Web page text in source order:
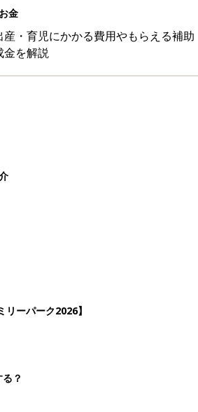
金
産・育児にかかる費用やもらえる補助
金を解説
ーパーク2026】
？